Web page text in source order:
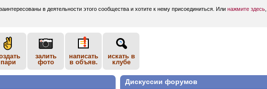
в деятельности этого сообщества и хотите к нему присоединиться. Или нажмите здесь
пари
залить
фото
написать
в объяв.
искать в
клубе
Дискуссии форумов